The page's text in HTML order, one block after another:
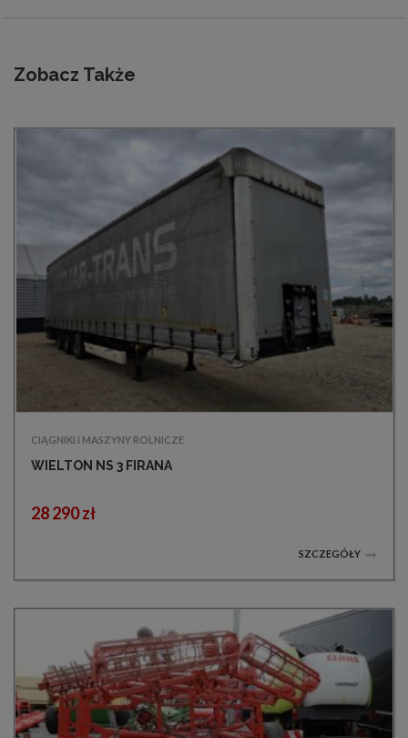
Zobacz Także
CIĄGNIKI I MASZYNY ROLNICZE
WIELTON NS 3 FIRANA
28 290 zł
SZCZEGÓŁY